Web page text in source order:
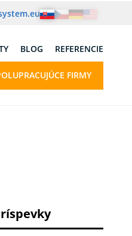
BLOG REFERENCIE
FIRMY